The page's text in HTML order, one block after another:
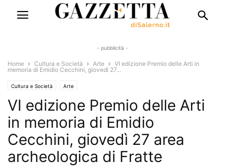
- pubblicità -
Home Cultura e Società Arte
VI edizione Premio delle Arti in
memoria di Emidio Cecchini, giovedì 27...
Cultura e Società Arte
VI edizione Premio delle Arti
in memoria di Emidio
Cecchini, giovedì 27 area
archeologica di Fratte